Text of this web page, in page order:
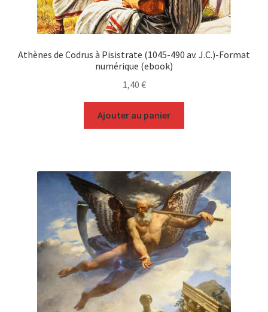
Athènes de Codrus à Pisistrate (1045-490 av. J.C.)-Format
numérique (ebook)
1,40 €
Ajouter au panier